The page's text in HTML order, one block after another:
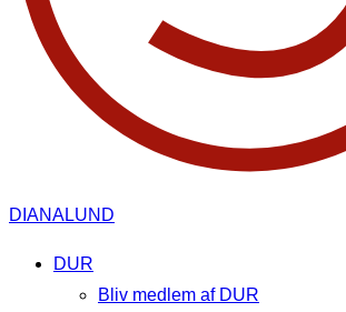
DIANALUND
DUR
Bliv medlem af DUR